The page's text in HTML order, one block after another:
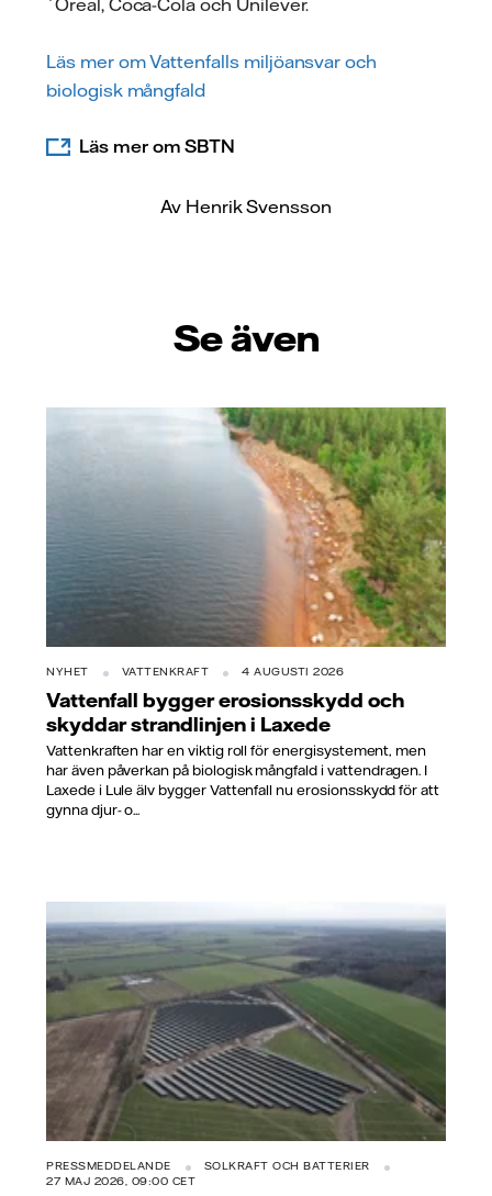
´Oreal, Coca-Cola och Unilever.
Läs mer om Vattenfalls miljöansvar och
biologisk mångfald
Läs mer om SBTN
Av Henrik Svensson
Se även
NYHET VATTENKRAFT 4 AUGUSTI 2026
Vattenfall bygger erosionsskydd och
skyddar strandlinjen i Laxede
Vattenkraften har en viktig roll för energisystement, men
har även påverkan på biologisk mångfald i vattendragen. I
Laxede i Lule älv bygger Vattenfall nu erosionsskydd för att
gynna djur- o...
PRESSMEDDELANDE
SOLKRAFT OCH BATTERIER
27 MAJ 2026, 09:00 CET